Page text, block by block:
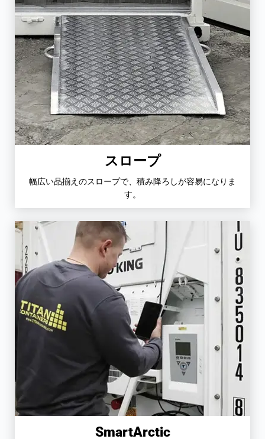
スロープ
幅広い品揃えのスロープで、積み降ろしが容易になりま
す。
SmartArctic